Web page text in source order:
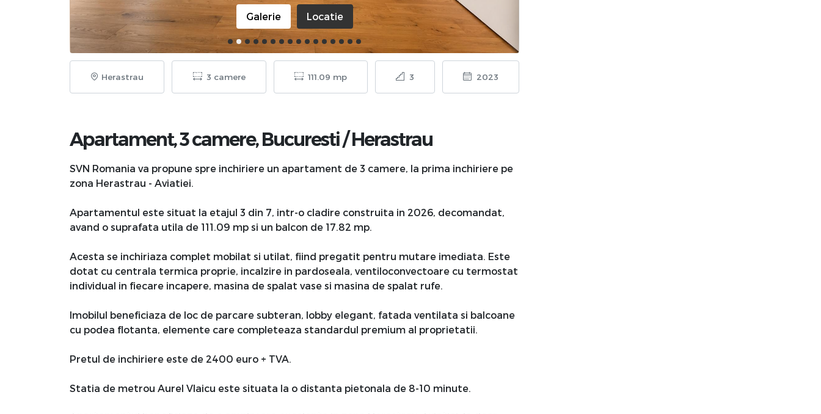
Galerie Locatie
Herastrau 3 camere 111.09 mp 3 2023
Apartament, 3 camere,Bucuresti/Herastrau
SVN Romania va propune spre inchiriere un apartament de 3 camere, la prima inchiriere pe
zona Herastrau - Aviatiei.
Apartamentul este situat la etajul 3 din 7, intr-o cladire construita in 2026, decomandat,
avand o suprafata utila de 111.09 mp si un balcon de 17.82 mp.
Acesta se inchiriaza complet mobilat si utilat, fiind pregatit pentru mutare imediata. Este
dotat cu centrala termica proprie, incalzire in pardoseala, ventiloconvectoare cu termostat
individual in fiecare incapere, masina de spalat vase si masina de spalat rufe.
Imobilul beneficiaza de loc de parcare subteran, lobby elegant, fatada ventilata si balcoane
cu podea flotanta, elemente care completeaza standardul premium al proprietatii.
Pretul de inchiriere este de 2400 euro + TVA.
Statia de metrou Aurel Vlaicu este situata la o distanta pietonala de 8-10 minute.